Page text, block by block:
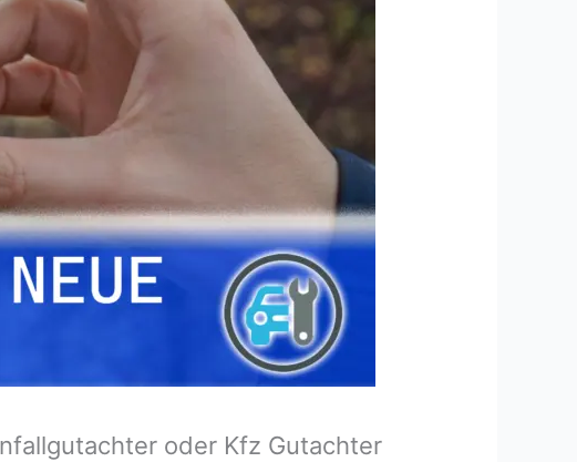
oder Kfz Gutachter